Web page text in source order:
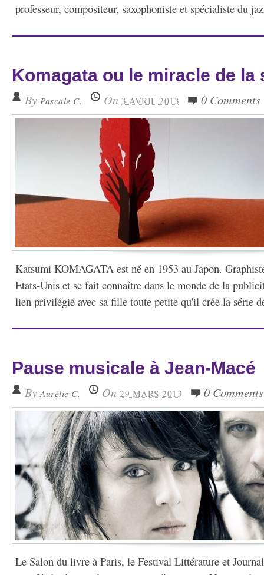
professeur, compositeur, saxophoniste et spécialiste du
Komagata ou le miracle de la
By Pascale C. On 3 AVRIL 2013 0 Comments
Katsumi KOMAGATA est né en 1953 au Japon.
Etats-Unis et se fait connaître dans le monde de la
lien privilégié avec sa fille toute petite qu'il crée la série
Pause musicale à Jean-Macé
By Aurélie C. On 29 MARS 2013 0 Comments
Le Salon du livre à Paris, le Festival Littérature et